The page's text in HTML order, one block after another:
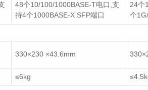
48个10/100/1000BASE-T电口,支
持4个1000BASE-X SFP端口
24个
个
330×230 ×43.6mm
≤6kg